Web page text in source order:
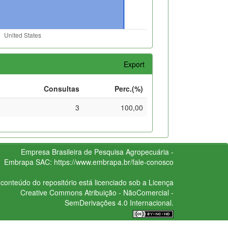
Export
Consultas
Perc.(%)
3
100,00
Empresa Brasileira de Pesquisa Agropecuária -
Embrapa SAC: https://www.embrapa.br/fale-conosco
do repositório está licenciado sob a Licença
Creative CommonsAtribuição - NãoComercial -
SemDerivações 4.0 Internacional.